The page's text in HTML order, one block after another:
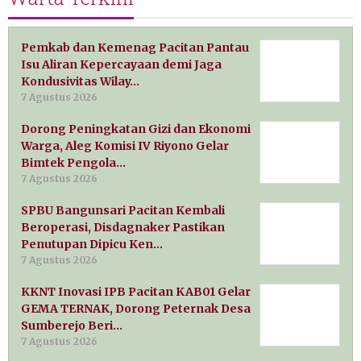
Pemkab dan Kemenag Pacitan Pantau
Isu Aliran Kepercayaan demi Jaga
Kondusivitas Wilay…
7 Agustus 2026
Dorong Peningkatan Gizi dan Ekonomi
Warga, Aleg Komisi IV Riyono Gelar
Bimtek Pengola…
7 Agustus 2026
SPBU Bangunsari Pacitan Kembali
Beroperasi, Disdagnaker Pastikan
Penutupan Dipicu Ken…
7 Agustus 2026
KKNT Inovasi IPB Pacitan KAB01 Gelar
GEMA TERNAK, Dorong Peternak Desa
Sumberejo Beri…
7 Agustus 2026